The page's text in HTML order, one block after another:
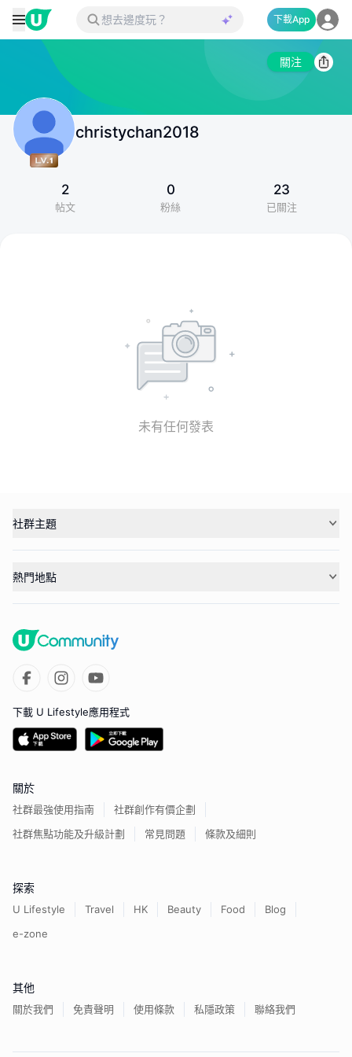
下載App
關注
christychan2018
2
帖文
0
粉絲
23
已關注
未有任何發表
社群主題
熱門地點
下載 U Lifestyle應用程式
關於
社群最強使用指南
社群創作有價企劃
社群焦點功能及升級計劃
常見問題 條款及細則
探索
U Lifestyle Travel HK Beauty Food
Blog
e-zone
其他
關於我們 免責聲明 使用條款 私隱政策 聯絡我們